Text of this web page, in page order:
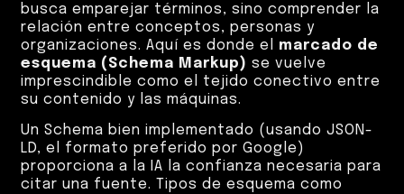
busca emparejar términos, sino comprender la
relación entre conceptos, personas y
organizaciones. Aquí es donde el marcado de
esquema (Schema Markup) se vuelve
imprescindible como el tejido conectivo entre
su contenido y las máquinas.
Un Schema bien implementado (usando JSON-
LD, el formato preferido por Google)
proporciona a la IA la confianza necesaria para
citar una fuente. Tipos de esquema como